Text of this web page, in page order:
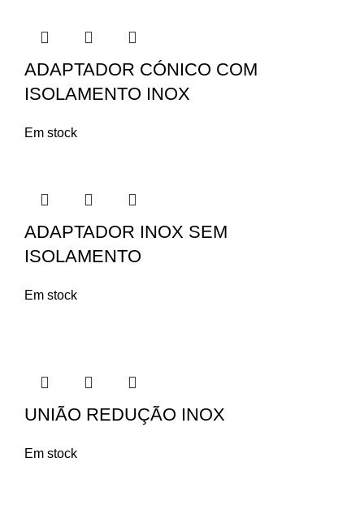
ADAPTADOR CÓNICO COM
ISOLAMENTO INOX
Em stock
ADAPTADOR INOX SEM
ISOLAMENTO
Em stock
UNIÃO REDUÇÃO INOX
Em stock